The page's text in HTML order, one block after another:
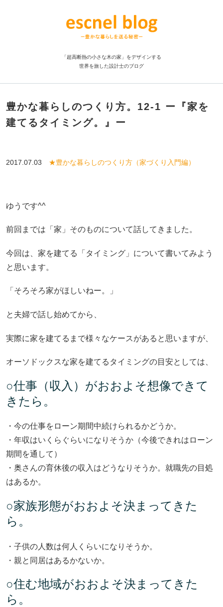
「超高断熱の小さな木の家」をデザインする
世界を旅した設計士のブログ
豊かな暮らしのつくり方。12-1 ー『家を
建てるタイミング。』ー
2017.07.03 ★豊かな暮らしのつくり方（家づくり入門編）
ゆうです^^
前回までは「家」そのものについて話してきました。
今回は、家を建てる「タイミング」について書いてみよう
と思います。
「そろそろ家がほしいねー。」
と夫婦で話し始めてから、
実際に家を建てるまで様々なケースがあると思いますが、
オーソドックスな家を建てるタイミングの目安としては、
○仕事（収入）がおおよそ想像できて
きたら。
・今の仕事をローン期間中続けられるかどうか。
・年収はいくらぐらいになりそうか（今後できれはローン
期間を通して）
・奥さんの育休後の収入はどうなりそうか。就職先の目処
はあるか。
○家族形態がおおよそ決まってきた
ら。
・子供の人数は何人くらいになりそうか。
・親と同居はあるかないか。
○住む地域がおおよそ決まってきた
ら。